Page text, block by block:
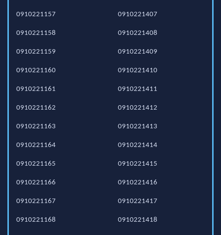
0910221157
0910221158
0910221159
0910221160
0910221161
0910221162
0910221163
0910221164
0910221165
0910221166
0910221167
0910221168
0910221407
0910221408
0910221409
0910221410
0910221411
0910221412
0910221413
0910221414
0910221415
0910221416
0910221417
0910221418